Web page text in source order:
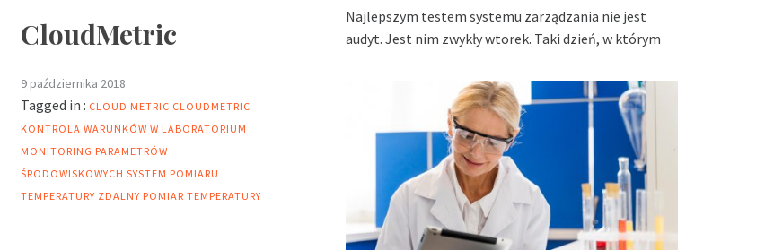
CloudMetric
9 października 2018
Tagged in : CLOUD METRIC CLOUDMETRIC
KONTROLA WARUNKÓW W LABORATORIUM
MONITORING PARAMETRÓW
ŚRODOWISKOWYCH SYSTEM POMIARU
TEMPERATURY ZDALNY POMIAR TEMPERATURY
Najlepszym testem systemu zarządzania nie jest
audyt. Jest nim zwykły wtorek. Taki dzień, w którym